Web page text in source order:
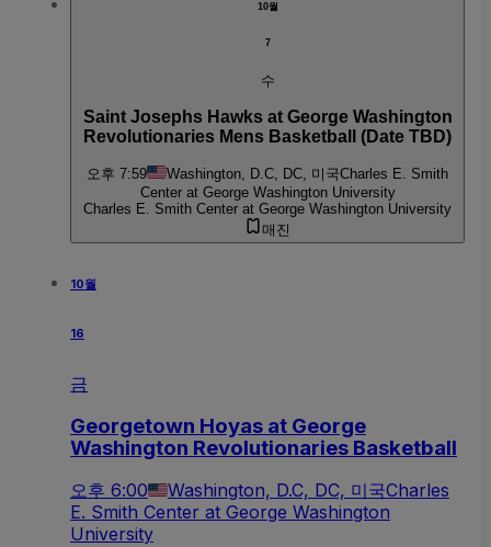
10월
7
수
Saint Josephs Hawks at George Washington
Revolutionaries Mens Basketball (Date TBD)
오후 7:59 Washington, D.C, DC, 미국Charles E. Smith
Center at George Washington University
Charles E. Smith Center at George Washington University
매진
10월
16
금
Georgetown Hoyas at George
Washington Revolutionaries Basketball
오후 6:00 Washington, D.C, DC, 미국Charles
E. Smith Center at George Washington
University